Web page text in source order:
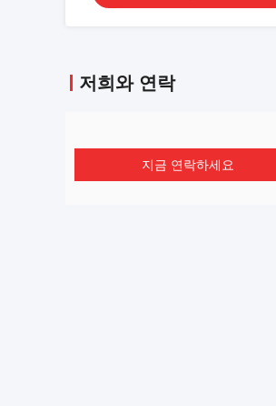
저희와 연락
지금 연락하세요